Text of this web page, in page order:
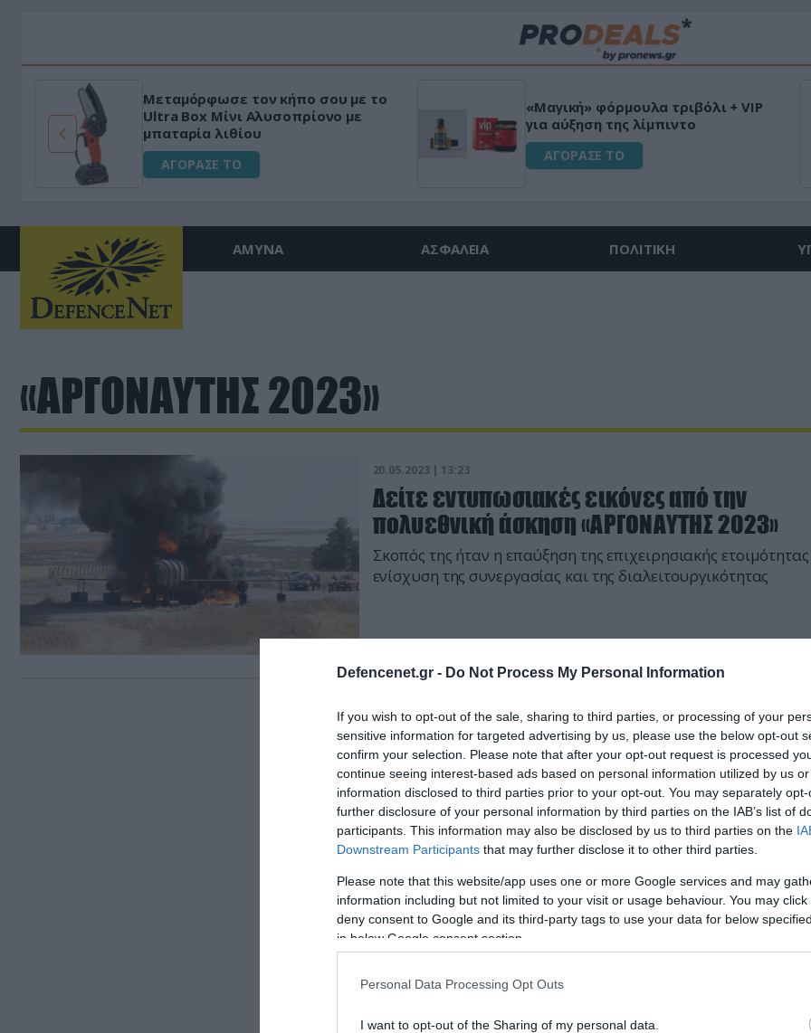
Defencenet.gr - Do Not Process My Personal Information
If you wish to opt-out of the sale, sharing to third parties, or processing of your
sensitive information for targeted advertising by us, please use the below opt-out
confirm your selection. Please note that after your opt-out request is processed
continue seeing interest-based ads based on personal information utilized by us
information disclosed to third parties prior to your opt-out. You may separately
further disclosure of your personal information by third parties on the IAB’s list of
participants. This information may also be disclosed by us to third parties on the
Downstream Participants that may further disclose it to other third parties.
Please note that this website/app uses one or more Google services and may
information including but not limited to your visit or usage behaviour. You may
deny consent to Google and its third-party tags to use your data for below
in below Google consent section.
Personal Data Processing Opt Outs
I want to opt-out of the Sharing of my personal data.
Μεταμόρφωσε τον κήπο σου με το
Ultra Box Μίνι Αλυσοπρίονο με
μπαταρία λιθίου
ΑΓΟΡΑΣΕ ΤΟ
«Μαγική» φόρμουλα τριβόλι + VIP
για αύξηση της λίμπιντο
ΑΓΟΡΑΣΕ ΤΟ
ΑΜΥΝΑ ΑΣΦΑΛΕΙΑ ΠΟΛΙΤΙΚΗ
«ΑΡΓΟΝΑΥΤΗΣ 2023»
20.05.2023 | 13:23
Δείτε εντυπωσιακές εικόνες από την
πολυεθνική άσκηση «ΑΡΓΟΝΑΥΤΗΣ 2023»
Σκοπός της ήταν η επαύξηση της επιχειρησιακής
ενίσχυση της συνεργασίας και της διαλειτουργικότητας